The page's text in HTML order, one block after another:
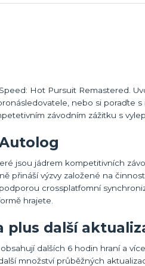
Hot Pursuit Remastered.
nebo si poraďte
závodním zážitku s
jsou jádrem kompetitivních
přináší výzvy založené na
crossplatfomní
hrajete.
plus další
dalších 6 hodin hraní a
množství průběžných